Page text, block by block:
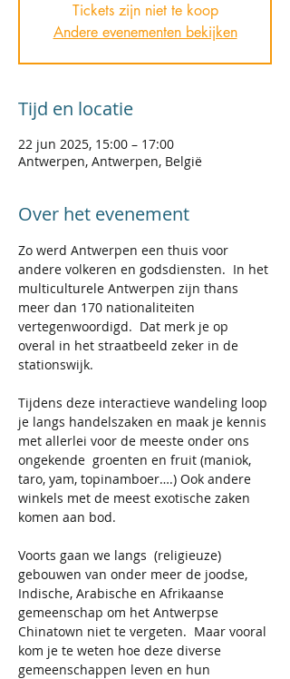
Tickets zijn niet te koop
Andere evenementen bekijken
Tijd en locatie
22 jun 2025, 15:00 – 17:00
Antwerpen, Antwerpen, België
Over het evenement
Zo werd Antwerpen een thuis voor
andere volkeren en godsdiensten.  In het
multiculturele Antwerpen zijn thans
meer dan 170 nationaliteiten
vertegenwoordigd.  Dat merk je op
overal in het straatbeeld zeker in de
stationswijk.
Tijdens deze interactieve wandeling loop
je langs handelszaken en maak je kennis
met allerlei voor de meeste onder ons
ongekende  groenten en fruit (maniok,
taro, yam, topinamboer….) Ook andere
winkels met de meest exotische zaken
komen aan bod.
Voorts gaan we langs  (religieuze)
gebouwen van onder meer de joodse,
Indische, Arabische en Afrikaanse
gemeenschap om het Antwerpse
Chinatown niet te vergeten.  Maar vooral
kom je te weten hoe deze diverse
gemeenschappen leven en hun